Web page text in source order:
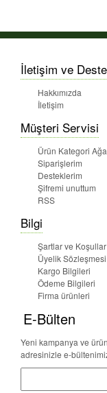
İletişim ve
Hakkımızda
İletişim
Müşteri Servisi
Ürün Kategori
Siparişlerim
Desteklerim
Şifremi unuttum
RSS
Bilgi
Şartlar ve Koşullar
Üyelik Sözleşmesi
Kargo Bilgileri
Ödeme Bilgileri
Firma ürünleri
E-Bülten
Yeni kampanya ve
adresinizle e-